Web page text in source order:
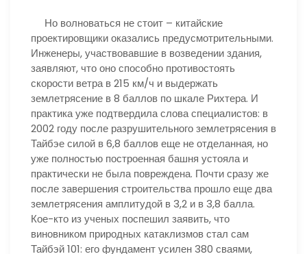
Но волноваться не стоит – китайские
проектировщики оказались предусмотрительными.
Инженеры, участвовавшие в возведении здания,
заявляют, что оно способно противостоять
скорости ветра в 215 км/ч и выдержать
землетрясение в 8 баллов по шкале Рихтера. И
практика уже подтвердила слова специалистов: в
2002 году после разрушительного землетрясения в
Тайбэе силой в 6,8 баллов еще не отделанная, но
уже полностью построенная башня устояла и
практически не была повреждена. Почти сразу же
после завершения строительства прошло еще два
землетрясения амплитудой в 3,2 и в 3,8 балла.
Кое-кто из ученых поспешил заявить, что
виновником природных катаклизмов стал сам
Тайбэй 101: его фундамент усилен 380 сваями,